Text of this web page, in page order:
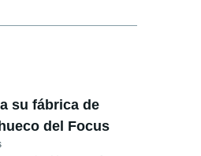
su fábrica de
del Focus